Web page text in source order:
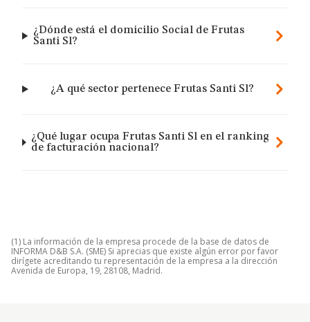
¿Dónde está el domicilio Social de Frutas
Santi Sl?
¿A qué sector pertenece Frutas Santi Sl?
¿Qué lugar ocupa Frutas Santi Sl en el ranking
de facturación nacional?
(1) La información de la empresa procede de la base de datos de
INFORMA D&B S.A. (SME) Si aprecias que existe algún error por favor
dirígete acreditando tu representación de la empresa a la dirección
Avenida de Europa, 19, 28108, Madrid.